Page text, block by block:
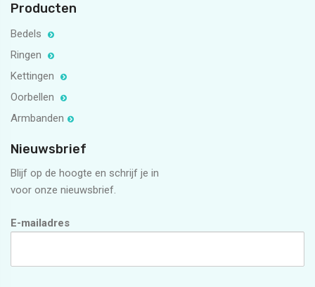
Producten
Bedels
Ringen
Kettingen
Oorbellen
Armbanden
Nieuwsbrief
Blijf op de hoogte en schrijf je in
voor onze nieuwsbrief.
E-mailadres